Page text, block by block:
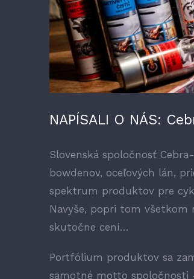
NAPÍSALI O NÁS:
Slovenská spoločnosť
bowdenov, oceľových lán,
spektrum produktov pre
Navyše, popri tom všetkom
skutočne cení…
Portfólium produktov sa
samotné motto spoločnosti